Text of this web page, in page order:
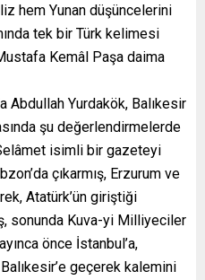
hem Yunan düşüncelerini
tek bir Türk kelimesi
Kemâl Paşa daima
Abdullah Yurdakök, Balıkesir
şu değerlendirmelerde
isimli bir gazeteyi
çıkarmış, Erzurum ve
Atatürk’ün giriştiği
sonunda Kuva-yi Milliyeciler
önce İstanbul’a,
geçerek kalemini